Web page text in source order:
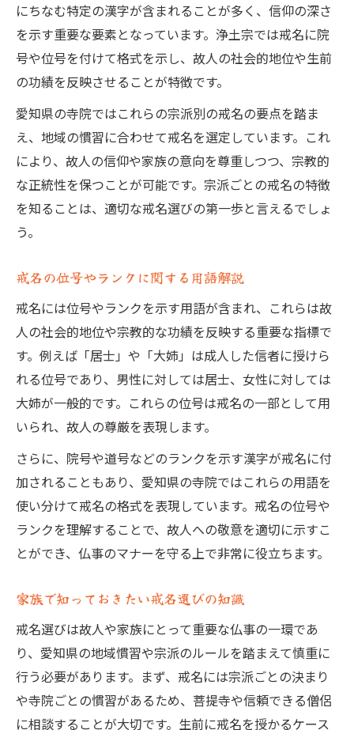
にちなむ特定の漢字が含まれることが多く、信仰の深さ
を示す重要な要素となっています。浄土宗では戒名に院
号や位号を付けて格式を示し、故人の社会的地位や生前
の功績を反映させることが特徴です。
愛知県の寺院ではこれらの宗派別の戒名の要点を踏ま
え、地域の慣習に合わせて戒名を選定しています。これ
により、故人の信仰や家族の意向を尊重しつつ、宗教的
な正統性を保つことが可能です。宗派ごとの戒名の特徴
を知ることは、適切な戒名選びの第一歩と言えるでしょ
う。
戒名の位号やランクに関する用語解説
戒名には位号やランクを示す用語が含まれ、これらは故
人の社会的地位や宗教的な功績を反映する重要な指標で
す。例えば「居士」や「大姉」は成人した信者に授けら
れる位号であり、男性に対しては居士、女性に対しては
大姉が一般的です。これらの位号は戒名の一部として用
いられ、故人の尊厳を表現します。
さらに、院号や道号などのランクを示す漢字が戒名に付
加されることもあり、愛知県の寺院ではこれらの用語を
使い分けて戒名の格式を表現しています。戒名の位号や
ランクを理解することで、故人への敬意を適切に示すこ
とができ、仏事のマナーを守る上で非常に役立ちます。
家族で知っておきたい戒名選びの知識
戒名選びは故人や家族にとって重要な仏事の一環であ
り、愛知県の地域慣習や宗派のルールを踏まえて慎重に
行う必要があります。まず、戒名には宗派ごとの決まり
や寺院ごとの慣習があるため、菩提寺や信頼できる僧侶
に相談することが大切です。生前に戒名を授かるケース